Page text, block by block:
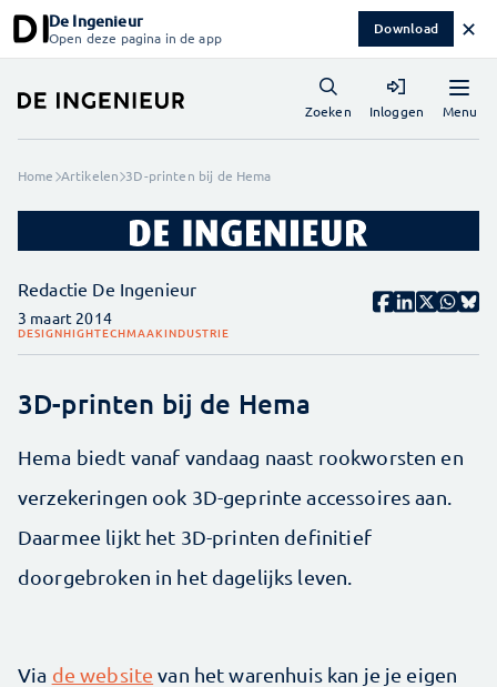
De Ingenieur
Open deze pagina in de app Download ✕
Menu
Zoeken Inloggen
Home Artikelen 3D-printen bij de Hema
Redactie De Ingenieur
3 maart 2014
DESIGNHIGHTECHMAAKINDUSTRIE
3D-printen bij de Hema
Hema biedt vanaf vandaag naast rookworsten en
verzekeringen ook 3D-geprinte accessoires aan.
Daarmee lijkt het 3D-printen definitief
doorgebroken in het dagelijks leven.
Via de website van het warenhuis kan je je eigen